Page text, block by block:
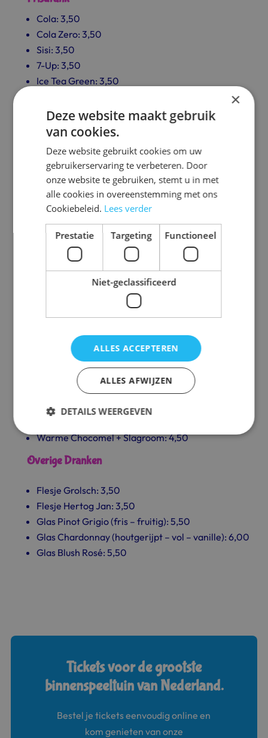
Cola: 3,50
Cola Zero: 3,50
Sisi: 3,50
7-Up: 3,50
Ice Tea Green: 3,50
Ice Tea Orginal: 3,50
Appelsap: 3,50
Sourcy Sparkeling: 3,50
Fristi: 3,50
Chocomel: 3,50
Capri-Sun: 2,50
Kan Ranja: 4,50
Beker Ranja: 1,00
Red Bull: 3,50
Espresso: 2,75
Dubbele Espresso: 3,25
Koffie Verkeerd: 3,75
Thee: 2,50
Verse Muntthee: 3,50
Warme Chocomel + Slagroom: 4,50
Overige Dranken
Flesje Grolsch: 3,50
Flesje Hertog Jan: 3,50
Glas Pinot Grigio (fris – fruitig): 5,50
Glas Chardonnay (houtgerijpt – vol – vanille): 6,00
Glas Blush Rosé: 5,50
Tickets voor de grootste
binnenspeeltuin van Nederland.
Bestel je tickets eenvoudig online en
kom genieten van onze
×
Deze website maakt gebruik
van cookies.
Deze website gebruikt cookies om uw
gebruikerservaring te verbeteren. Door
onze website te gebruiken, stemt u in met
alle cookies in overeenstemming met ons
Cookiebeleid. Lees verder
Prestatie Targeting Functioneel
Niet-geclassificeerd
ALLES ACCEPTEREN
ALLES AFWIJZEN
DETAILS WEERGEVEN